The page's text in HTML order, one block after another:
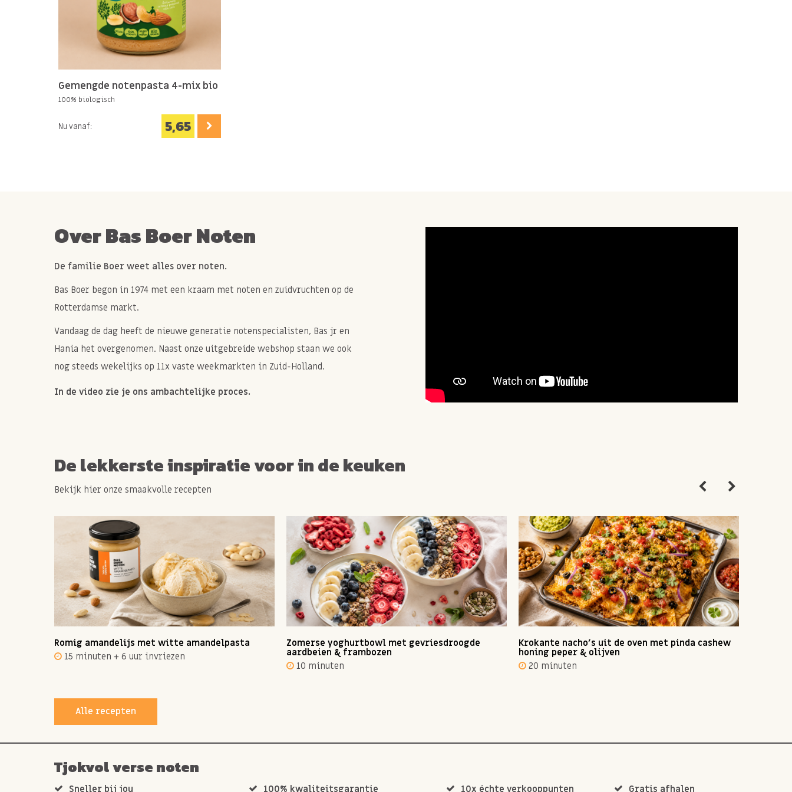
Gemengde notenpasta 4-mix bio
100% biologisch
Nu vanaf: 5,65
Over Bas Boer Noten
De familie Boer weet alles over noten.
Bas Boer begon in 1974 met een kraam met noten en zuidvruchten op de
Rotterdamse markt.
Vandaag de dag heeft de nieuwe generatie notenspecialisten, Bas jr en
Hania het overgenomen. Naast onze uitgebreide webshop staan we ook
nog steeds wekelijks op 11x vaste weekmarkten in Zuid-Holland.
In de video zie je ons ambachtelijke proces.
De lekkerste inspiratie voor in de keuken
Bekijk hier onze smaakvolle recepten
Romig amandelijs met witte amandelpasta
15 minuten + 6 uur invriezen
Zomerse yoghurtbowl met gevriesdroogde
aardbeien & frambozen
10 minuten
Krokante nacho's uit de oven met pinda cashew
honing peper & olijven
20 minuten
Alle recepten
Tjokvol verse noten
Sneller bij jou 100% kwaliteitsgarantie 10x échte verkooppunten Gratis afhalen